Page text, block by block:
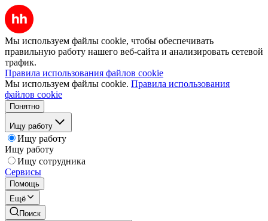
Мы используем файлы cookie, чтобы обеспечивать
правильную работу нашего веб-сайта и анализировать сетевой
трафик.
Правила использования файлов cookie
Мы используем файлы cookie. Правила использования
файлов cookie
Понятно
Ищу работу
Ищу работу
Ищу работу
Ищу сотрудника
Сервисы
Помощь
Ещё
Поиск